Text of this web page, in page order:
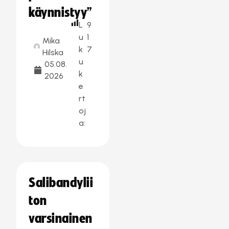
käynnistyy”
Mika
Hilska
05.08.
2026
L
u
k
u
k
e
rt
oj
a:
9
1
7
Salibandylii
ton
varsinainen